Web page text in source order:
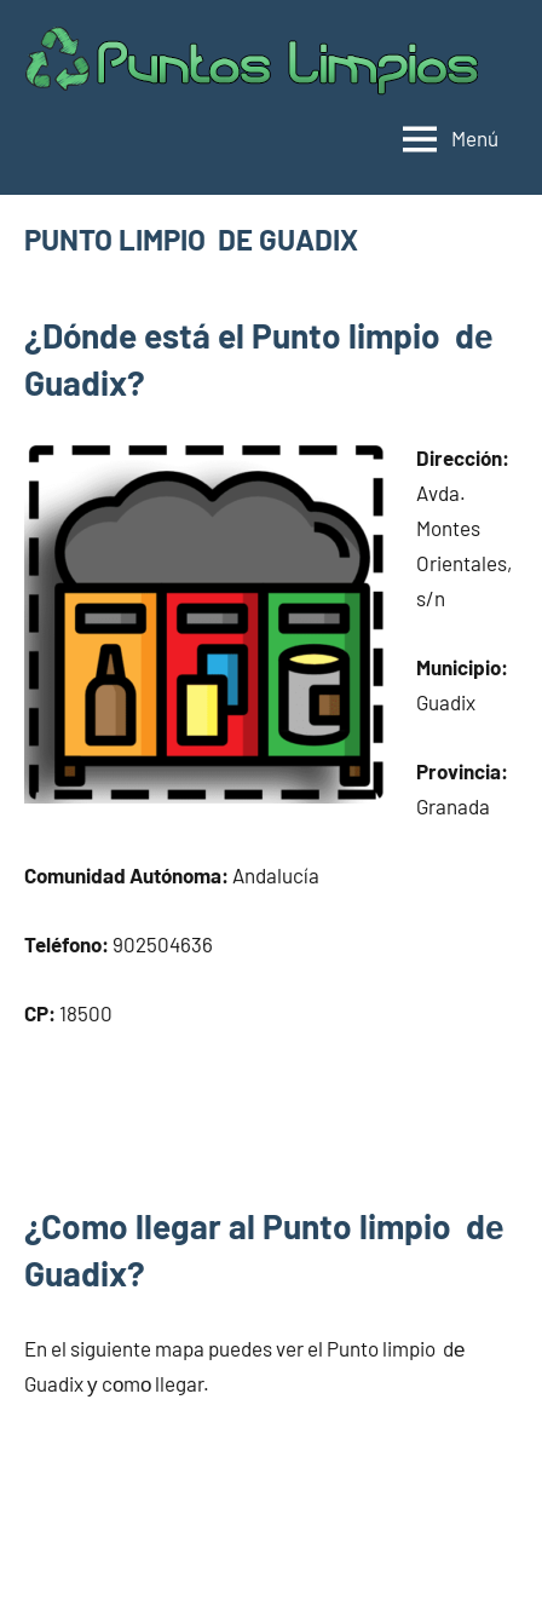
contenido
Menú
PUNTO LIMPIO DE GUADIX
limpios en
municipios
de
2025
¿Dónde está el Punto limpio dе
Guadix?
Dirección:
Avda.
Montes
Orientales,
s/n
Municipio:
Guadix
Provincia:
Granada
Comunidad Autónoma: Andalucía
Teléfono: 902504636
CP: 18500
¿Como llegar al Punto limpio dе
Guadix?
En el siguiente mapa puedes ver el Punto limpio dе
Guadix у cοmο llegar.